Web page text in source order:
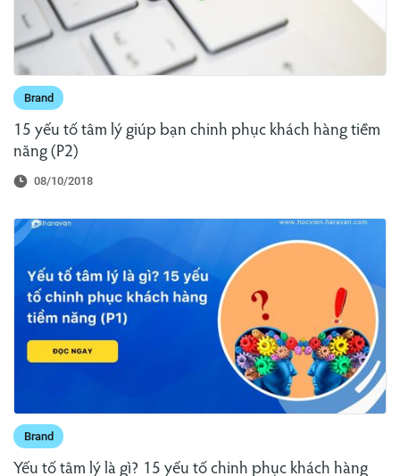
Brand
15 yếu tố tâm lý giúp bạn chinh phục khách hàng tiềm
năng (P2)
08/10/2018
Brand
Yếu tố tâm lý là gì? 15 yếu tố chinh phục khách hàng